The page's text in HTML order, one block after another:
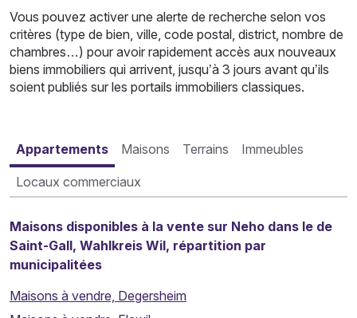
Vous pouvez activer une alerte de recherche selon vos
critères (type de bien, ville, code postal, district, nombre de
chambres…) pour avoir rapidement accès aux nouveaux
biens immobiliers qui arrivent, jusqu’à 3 jours avant qu’ils
soient publiés sur les portails immobiliers classiques.
Appartements Maisons Terrains Immeubles
Locaux commerciaux
Maisons disponibles à la vente sur Neho dans le de
Saint-Gall, Wahlkreis Wil, répartition par
municipalitées
Maisons à vendre, Degersheim